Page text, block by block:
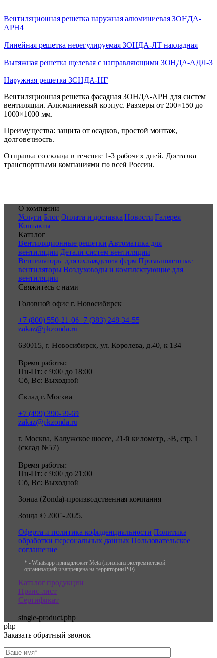
Вентиляционная решетка наружная алюминиевая ЗОНДА-
АРН4
Линейная решетка нерегулируемая ЗОНДА-ЛТ накладная
Вытяжная решетка щелевая с направляющими ЗОНДА-АДЛ-З
Наружная решетка ЗОНДА-НГ
Вентиляционная решетка фасадная ЗОНДА-АРН для систем
вентиляции. Алюминиевый корпус. Размеры от 200×150 до
1000×1000 мм.
Преимущества: защита от осадков, простой монтаж,
долговечность.
Отправка со склада в течение 1-3 рабочих дней. Доставка
транспортными компаниями по всей России.
О компании
Услуги Блог Оплата и доставка Новости Галерея
Контакты
Каталог
Вентиляционные решетки Автоматика для
вентиляции Детали систем вентиляции
Вентиляторы для охлаждения ферм Промышленные
вентиляторы Воздуховоды и комплектующие для
вентиляции
Свяжитесь с нами
Головной офис г. Новосибирск
+7 (800) 550-21-06+7 (383) 248-34-55
zakaz@pkzonda.ru
630015, г. Новосибирск, ул. Королева, д.40, к 134
Время работы:
Пн-Пт: с 9:00 до 18:00.
Сб, Вс: Выходной
Склад г. Москва
+7 (499) 390-59-69
zakaz@pkzonda.ru
г. Москва, Калужское шоссе, 21-й километр, 3В, стр. 1
(склад №57)
Время работы:
Пн-Пт: с 9:00 до 21:00.
Сб, Вс: Выходной
Зонда (Zonda)-производственная компания
Зонда © 2005-2025.
Оферта и политика кофиденциальности Политика
обработки персональных данных Пользовательское
соглашение
* - Whatsapp принадлежит Meta (признана экстремистской
организацией и запрещена на территории РФ)
Каталог продукции
Прайс-лист
Сертификат
single-product.php
php
Заказать обратный звонок